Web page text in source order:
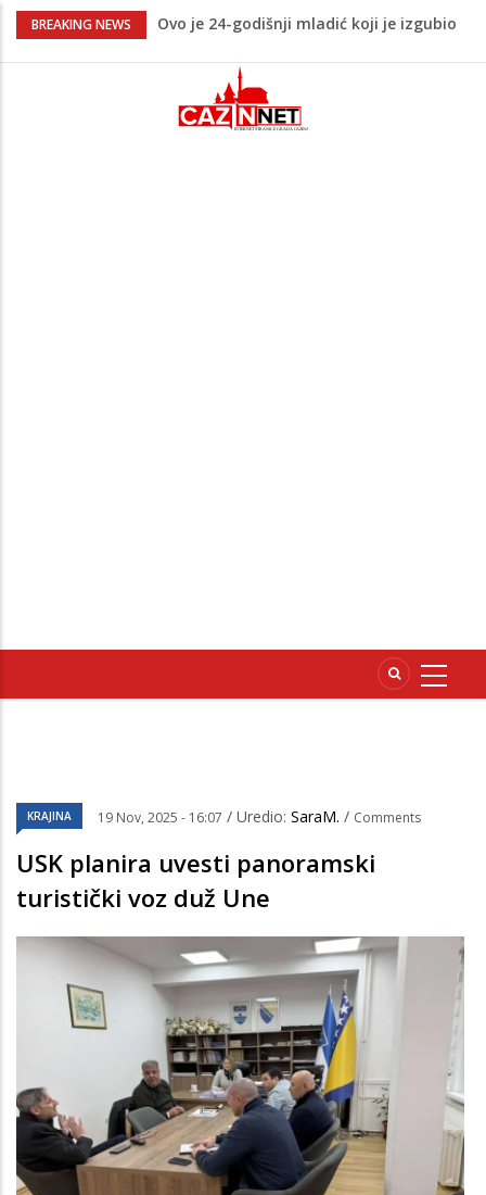
BREAKING NEWS
Ovo je 24-godišnji mladić koji je izgubio
Na Ahiret preselio LJUBIJANKIĆ (Hasan)
Na Ahiret preselio HALILOVIĆ (Smajil)
KRAJINA 19 Nov, 2025 - 16:07 / Uredio: SaraM. / Comments
USK planira uvesti panoramski
turistički voz duž Une